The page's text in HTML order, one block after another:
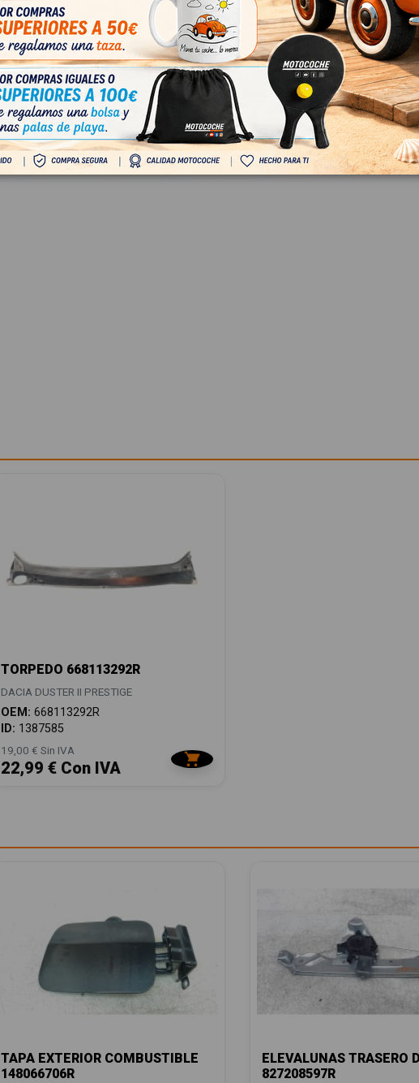
TORPEDO 668113292R
DACIA DUSTER II PRESTIGE
OEM: 668113292R
ID: 1387585
19,00 € Sin IVA
22,99 € Con IVA
TAPA EXTERIOR COMBUSTIBLE
148066706R
ELEVALUNAS TRASERO
827208597R